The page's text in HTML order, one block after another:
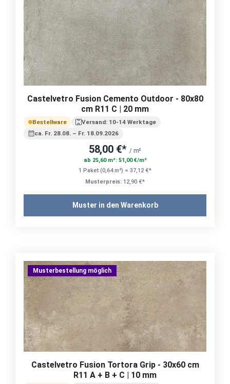
Castelvetro Fusion Cemento Outdoor - 80x80
cm R11 C | 20 mm
Bestellware
Versand: 10-14 Werktage
ca. Fr. 28.08. – Fr. 18.09.2026
58,00 €* / m²
ab 25,60 m²: 51,00 €/m²
1 Paket (0,64 m²) = 37,12 €*
Musterpreis: 12,90 €*
Muster in den Warenkorb
Musterbestellung möglich
Castelvetro Fusion Tortora Grip - 30x60 cm
R11 A + B + C | 10 mm